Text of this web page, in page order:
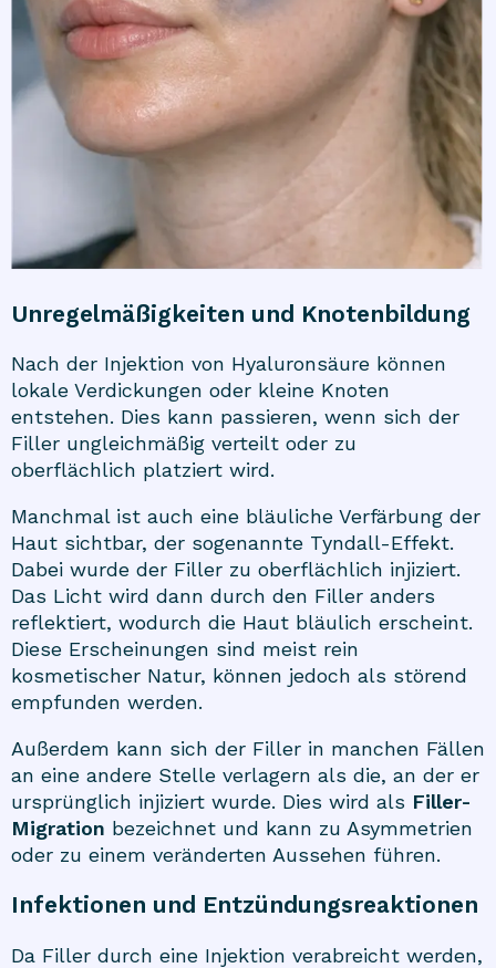
Unregelmäßigkeiten und Knotenbildung
Nach der Injektion von Hyaluronsäure können
lokale Verdickungen oder kleine Knoten
entstehen. Dies kann passieren, wenn sich der
Filler ungleichmäßig verteilt oder zu
oberflächlich platziert wird.
Manchmal ist auch eine bläuliche Verfärbung der
Haut sichtbar, der sogenannte Tyndall-Effekt.
Dabei wurde der Filler zu oberflächlich injiziert.
Das Licht wird dann durch den Filler anders
reflektiert, wodurch die Haut bläulich erscheint.
Diese Erscheinungen sind meist rein
kosmetischer Natur, können jedoch als störend
empfunden werden.
Außerdem kann sich der Filler in manchen Fällen
an eine andere Stelle verlagern als die, an der er
ursprünglich injiziert wurde. Dies wird als Filler-
Migration bezeichnet und kann zu Asymmetrien
oder zu einem veränderten Aussehen führen.
Infektionen und Entzündungsreaktionen
Da Filler durch eine Injektion verabreicht werden,